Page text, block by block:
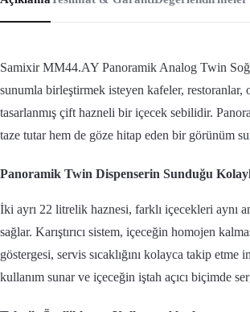
Samixir MM44.AY Panoramik Analog Twin
sunumla birleştirmek isteyen kafeler,
tasarlanmış çift hazneli bir içecek sebilidir.
taze tutar hem de göze hitap eden bir görünüm
Panoramik Twin Dispenserin Sunduğu
İki ayrı 22 litrelik haznesi, farklı içecekleri aynı
sağlar. Karıştırıcı sistem, içeceğin homojen
göstergesi, servis sıcaklığını kolayca takip
kullanım sunar ve içeceğin iştah açıcı biçimde